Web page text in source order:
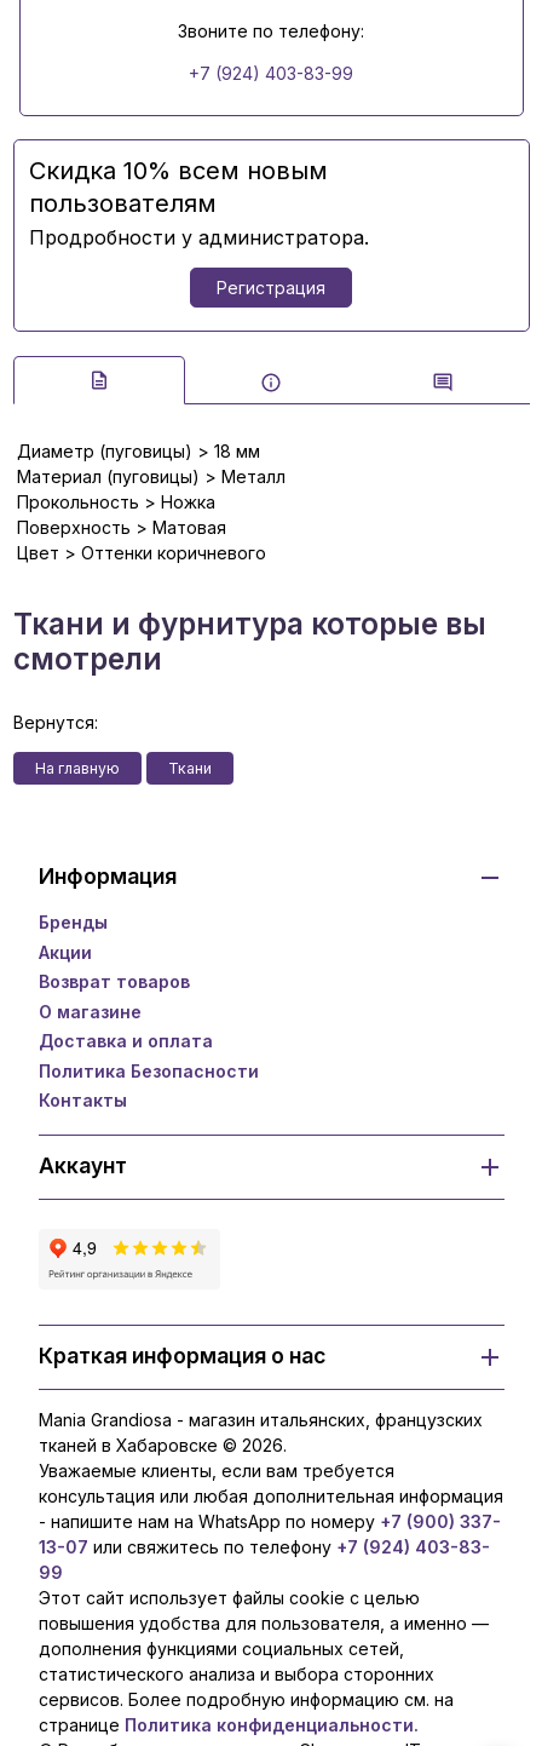
Звоните по телефону:
+7 (924) 403-83-99
Скидка 10% всем новым
пользователям
Продробности у администратора.
Регистрация
Диаметр (пуговицы) > 18 мм
Материал (пуговицы) > Металл
Прокольность > Ножка
Поверхность > Матовая
Цвет > Оттенки коричневого
Ткани и фурнитура которые вы
смотрели
Вернутся:
На главную Ткани
Информация
Бренды
Акции
Возврат товаров
О магазине
Доставка и оплата
Политика Безопасности
Контакты
Аккаунт
Краткая информация о нас
Mania Grandiosa - магазин итальянских, французских
тканей в Хабаровске © 2026.
Уважаемые клиенты, если вам требуется
консультация или любая дополнительная информация
- напишите нам на WhatsApp по номеру +7 (900) 337-
13-07 или свяжитесь по телефону +7 (924) 403-83-
99
Этот сайт использует файлы cookie с целью
повышения удобства для пользователя, а именно —
дополнения функциями социальных сетей,
статистического анализа и выбора сторонних
сервисов. Более подробную информацию см. на
странице Политика конфиденциальности.